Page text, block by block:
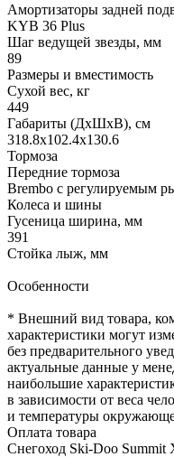
Амортизаторы задней
KYB 36 Plus
Шаг ведущей звезды, мм
89
Размеры и вместимость
Сухой вес, кг
449
Габариты (ДхШхВ), см
318.8х102.4х130.6
Тормоза
Передние тормоза
Brembo с регулируемым
Колеса и шины
Гусеница ширина, мм
391
Стойка лыж, мм
Особенности
* Внешний вид товара,
характеристики могут
без предварительного
актуальные данные у
наибольшие
в зависимости от веса
и температуры
Оплата товара
Снегоход Ski-Doo Summit